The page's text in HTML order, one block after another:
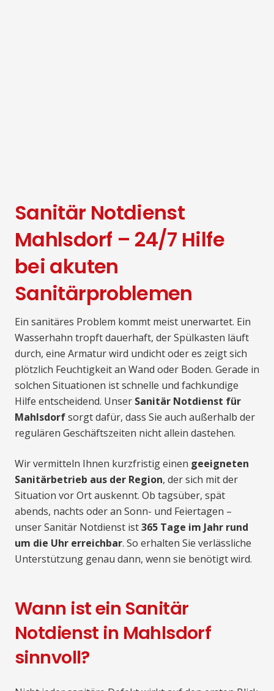
Sanitär Notdienst
Mahlsdorf – 24/7 Hilfe
bei akuten
Sanitärproblemen
Ein sanitäres Problem kommt meist unerwartet. Ein
Wasserhahn tropft dauerhaft, der Spülkasten läuft
durch, eine Armatur wird undicht oder es zeigt sich
plötzlich Feuchtigkeit an Wand oder Boden. Gerade in
solchen Situationen ist schnelle und fachkundige
Hilfe entscheidend. Unser Sanitär Notdienst für
Mahlsdorfsorgt dafür, dass Sie auch außerhalb der
regulären Geschäftszeiten nicht allein dastehen.
Wir vermitteln Ihnen kurzfristig einen geeigneten
Sanitärbetrieb aus der Region, der sich mit der
Situation vor Ort auskennt. Ob tagsüber, spät
abends, nachts oder an Sonn- und Feiertagen –
unser Sanitär Notdienst ist365 Tage im Jahr rund
um die Uhr erreichbar. So erhalten Sie verlässliche
Unterstützung genau dann, wenn sie benötigt wird.
Wann ist ein Sanitär
Notdienst in Mahlsdorf
sinnvoll?